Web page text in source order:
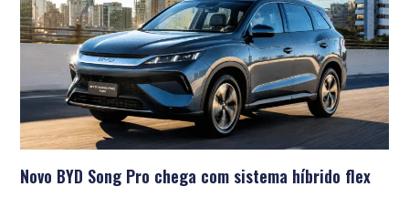
Novo BYD Song Pro chega com sistema híbrido flex